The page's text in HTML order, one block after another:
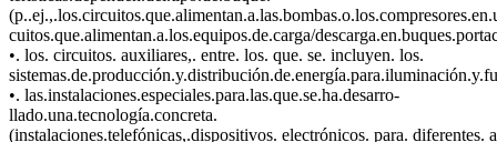
cuitos.que.alimentan.a.los.equipos.de.carga/
•. los. circuitos. auxiliares,. entre. los. que. se. incluyen. los.
•. las.instalaciones.especiales.para.las.que.se.ha.desarro-
llado.una.tecnología.concreta.
(instalaciones.telefónicas,.dispositivos. electrónicos. para.